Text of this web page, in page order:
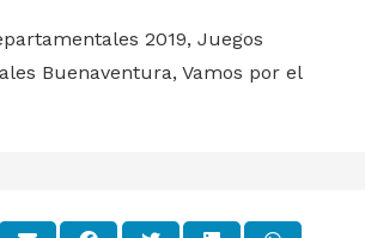
2019,Juegos
Buenaventura, Vamos por el